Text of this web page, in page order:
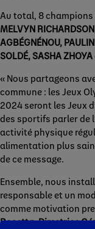
Au total, 8 champions
MELVYN
AGBÉGNÉNOU,
SOLDÉ, SASHA
« Nous partageons
commune : les Jeux
2024 seront les Jeux
des sportifs parler de
activité physique
alimentation plus
de ce message.
Ensemble, nous
responsable et un
comme motivation
Bosetta, Directrice